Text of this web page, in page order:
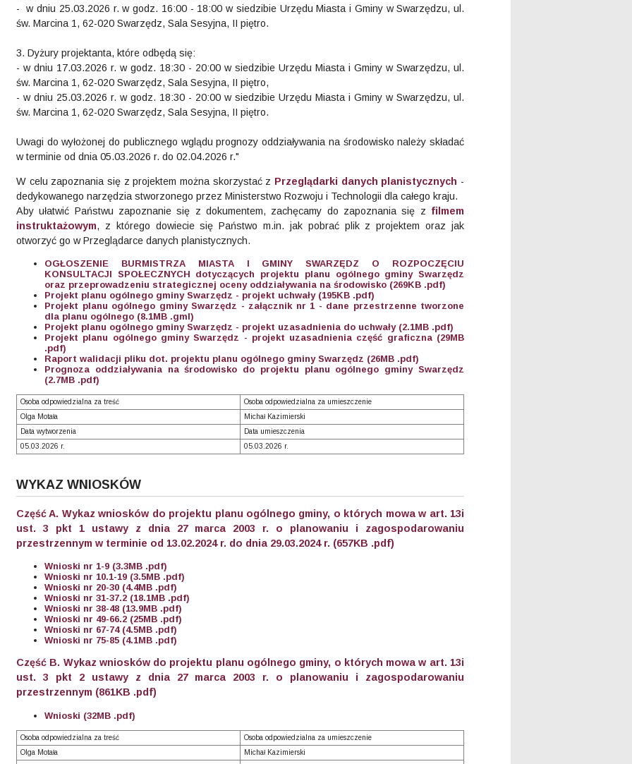
- w dniu 25.03.2026 r. w godz. 16:00 - 18:00 w siedzibie Urzędu Miasta i Gminy w Swarzędzu, ul.
św. Marcina 1, 62-020 Swarzędz, Sala Sesyjna, II piętro.
3. Dyżury projektanta, które odbędą się:
- w dniu 17.03.2026 r. w godz. 18:30 - 20:00 w siedzibie Urzędu Miasta i Gminy w Swarzędzu, ul.
św. Marcina 1, 62-020 Swarzędz, Sala Sesyjna, II piętro,
- w dniu 25.03.2026 r. w godz. 18:30 - 20:00 w siedzibie Urzędu Miasta i Gminy w Swarzędzu, ul.
św. Marcina 1, 62-020 Swarzędz, Sala Sesyjna, II piętro.
Uwagi do wyłożonej do publicznego wglądu prognozy oddziaływania na środowisko należy składać
w terminie od dnia 05.03.2026 r. do 02.04.2026 r."
W celu zapoznania się z projektem można skorzystać z Przeglądarki danych planistycznych -
dedykowanego narzędzia stworzonego przez Ministerstwo Rozwoju i Technologii dla całego kraju.
Aby ułatwić Państwu zapoznanie się z dokumentem, zachęcamy do zapoznania się z filmem
instruktażowym, z którego dowiecie się Państwo m.in. jak pobrać plik z projektem oraz jak
otworzyć go w Przeglądarce danych planistycznych.
OGŁOSZENIE BURMISTRZA MIASTA I GMINY SWARZĘDZ O ROZPOCZĘCIU
KONSULTACJI SPOŁECZNYCH dotyczących projektu planu ogólnego gminy Swarzędz
oraz przeprowadzeniu strategicznej oceny oddziaływania na środowisko (269KB .pdf)
Projekt planu ogólnego gminy Swarzędz - projekt uchwały (195KB .pdf)
Projekt planu ogólnego gminy Swarzędz - załącznik nr 1 - dane przestrzenne tworzone
dla planu ogólnego (8.1MB .gml)
Projekt planu ogólnego gminy Swarzędz - projekt uzasadnienia do uchwały (2.1MB .pdf)
Projekt planu ogólnego gminy Swarzędz - projekt uzasadnienia część graficzna (29MB
.pdf)
Raport walidacji pliku dot. projektu planu ogólnego gminy Swarzędz (26MB .pdf)
Prognoza oddziaływania na środowisko do projektu planu ogólnego gminy Swarzędz
(2.7MB .pdf)
Osoba odpowiedzialna za treść
Osoba odpowiedzialna za umieszczenie
Olga Motała
Michał Kazimierski
Data wytworzenia
Data umieszczenia
05.03.2026 r.
05.03.2026 r.
WYKAZ WNIOSKÓW
Część A. Wykaz wniosków do projektu planu ogólnego gminy, o których mowa w art. 13i
ust. 3 pkt 1 ustawy z dnia 27 marca 2003 r. o planowaniu i zagospodarowaniu
przestrzennym w terminie od 13.02.2024 r. do dnia 29.03.2024 r. (657KB .pdf)
Wnioski nr 1-9 (3.3MB .pdf)
Wnioski nr 10.1-19 (3.5MB .pdf)
Wnioski nr 20-30 (4.4MB .pdf)
Wnioski nr 31-37.2 (18.1MB .pdf)
Wnioski nr 38-48 (13.9MB .pdf)
Wnioski nr 49-66.2 (25MB .pdf)
Wnioski nr 67-74 (4.5MB .pdf)
Wnioski nr 75-85 (4.1MB .pdf)
Część B. Wykaz wniosków do projektu planu ogólnego gminy, o których mowa w art. 13i
ust. 3 pkt 2 ustawy z dnia 27 marca 2003 r. o planowaniu i zagospodarowaniu
przestrzennym (861KB .pdf)
Wnioski (32MB .pdf)
Osoba odpowiedzialna za treść
Osoba odpowiedzialna za umieszczenie
Olga Motała
Michał Kazimierski